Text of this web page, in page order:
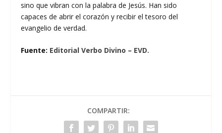
sino que vibran con la palabra de Jesús. Han sido
capaces de abrir el corazón y recibir el tesoro del
evangelio de verdad.
Fuente: Editorial Verbo Divino – EVD.
COMPARTIR: